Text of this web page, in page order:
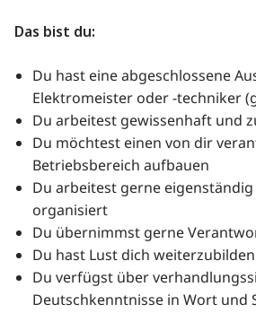
Das bist du:
Du hast eine abgeschlossene
Elektromeister oder -techniker
Du arbeitest gewissenhaft und
Du möchtest einen von dir
Betriebsbereich aufbauen
Du arbeitest gerne
organisiert
Du übernimmst gerne
Du hast Lust dich weiterzubilden
Du verfügst über
Deutschkenntnisse in Wort und